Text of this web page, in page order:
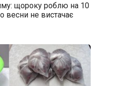
щороку роблю на 10
весни не вистачає